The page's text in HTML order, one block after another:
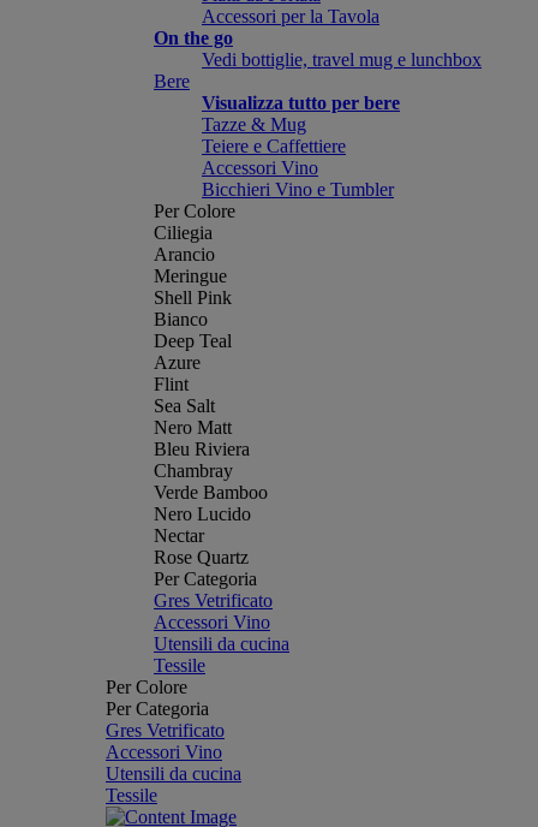
Accessori per la Tavola
On the go
Vedi bottiglie, travel mug e lunchbox
Bere
Visualizza tutto per bere
Tazze & Mug
Teiere e Caffettiere
Accessori Vino
Bicchieri Vino e Tumbler
Per Colore
Ciliegia
Arancio
Meringue
Shell Pink
Bianco
Deep Teal
Azure
Flint
Sea Salt
Nero Matt
Bleu Riviera
Chambray
Verde Bamboo
Nero Lucido
Nectar
Rose Quartz
Per Categoria
Gres Vetrificato
Accessori Vino
Utensili da cucina
Tessile
Per Colore
Per Categoria
Gres Vetrificato
Accessori Vino
Utensili da cucina
Tessile